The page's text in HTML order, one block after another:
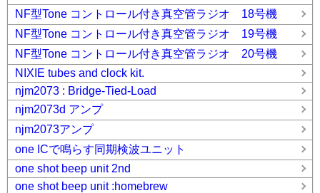
NF型Tone コントロール付き真空管ラジオ 18号機
NF型Tone コントロール付き真空管ラジオ 19号機
NF型Tone コントロール付き真空管ラジオ 20号機
NIXIE tubes and clock kit.
njm2073 : Bridge-Tied-Load
njm2073d アンプ
njm2073アンプ
one ICで鳴らす同期検波ユニット
one shot beep unit 2nd
one shot beep unit :homebrew